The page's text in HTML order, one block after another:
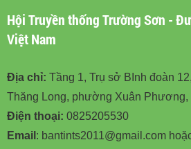
Hội Truyền thống Trường Sơn -
Việt Nam
Địa chỉ: Tầng 1, Trụ sở BInh đoàn
Thăng Long, phường Xuân Phương,
Điện thoại: 0825205530
Email : bantints2011@gmail.com